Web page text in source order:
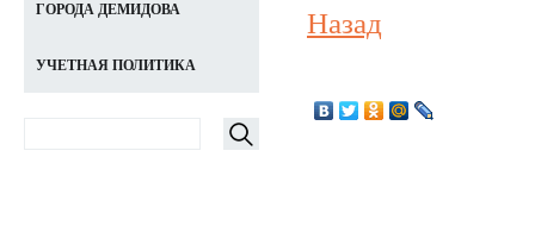
Назад
ГОРОДА ДЕМИДОВА
УЧЕТНАЯ ПОЛИТИКА